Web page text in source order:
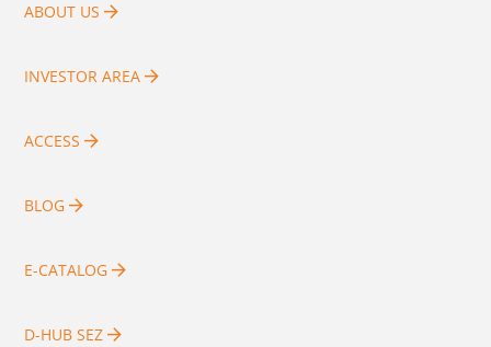
ABOUT US
INVESTOR AREA
ACCESS
BLOG
E-CATALOG
D-HUB SEZ